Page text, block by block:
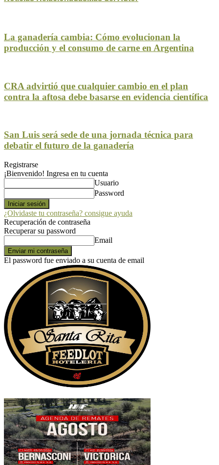
La ganadería cambia: Cómo evolucionan la
producción y el consumo de carne en Argentina
CRA advirtió que cualquier cambio en el plan
contra la aftosa debe basarse en evidencia científica
San Luis será sede de una jornada técnica para
debatir el futuro de la ganadería
Registrarse
¡Bienvenido! Ingresa en tu cuenta
Usuario
Password
¿Olvidaste tu contraseña? consigue ayuda
Recuperación de contraseña
Recuperar su password
Email
El password fue enviado a su cuenta de email